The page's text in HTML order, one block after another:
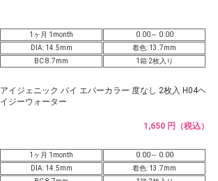
1ヶ月 1month
0.00～ 0.00
DIA: 14.5mm
着色: 13.7mm
BC 8.7mm
1箱 2枚入り
アイジェニック バイ エバーカラー 度なし 2枚入 H04ヘ
イジーウォーター
1,650 円（税込）
1ヶ月 1month
0.00～ 0.00
DIA: 14.5mm
着色: 13.7mm